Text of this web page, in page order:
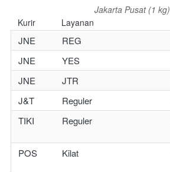
Jakarta Pusat (1 kg)
Kurir
Layanan
JNE REG
JNE
YES
JNE
JTR
J&T
Reguler
TIKI
Reguler
POS
Kilat